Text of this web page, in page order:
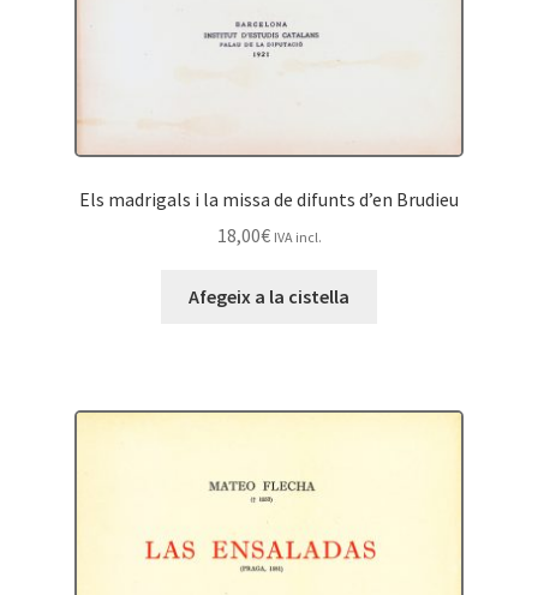
Els madrigals i la missa de difunts d’en Brudieu
18,00€ IVA incl.
Afegeix a la cistella